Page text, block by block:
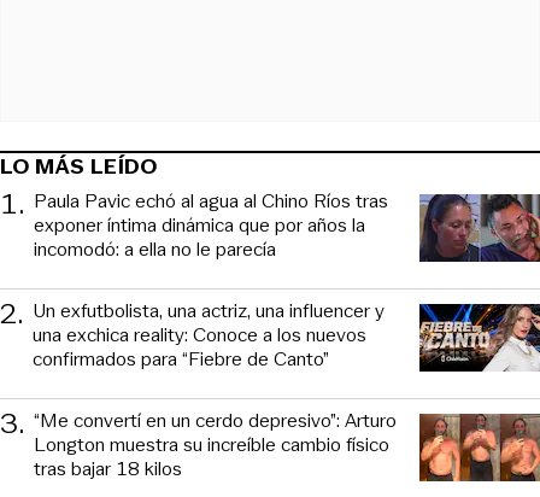
LO MÁS LEÍDO
1. Paula Pavic echó al agua al Chino Ríos tras
exponer íntima dinámica que por años la
incomodó: a ella no le parecía
2. Un exfutbolista, una actriz, una influencer y
una exchica reality: Conoce a los nuevos
confirmados para “Fiebre de Canto”
3. “Me convertí en un cerdo depresivo”: Arturo
Longton muestra su increíble cambio físico
tras bajar 18 kilos